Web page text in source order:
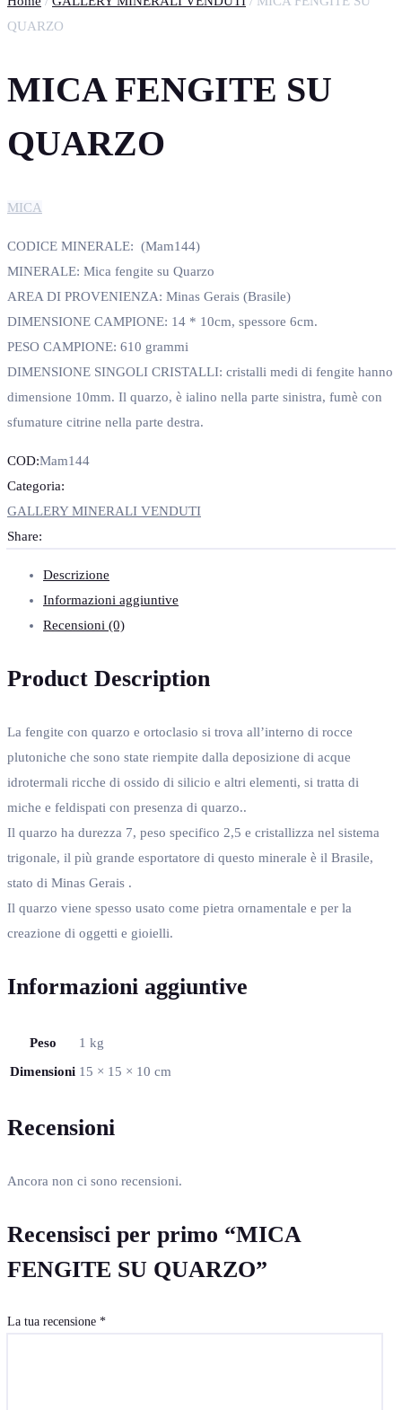
QUARZO
MICA FENGITE SU
QUARZO
MICA
CODICE MINERALE: (Mam144)
MINERALE: Mica fengite su Quarzo
AREA DI PROVENIENZA: Minas Gerais (Brasile)
DIMENSIONE CAMPIONE: 14 * 10cm, spessore 6cm.
PESO CAMPIONE: 610 grammi
DIMENSIONE SINGOLI CRISTALLI: cristalli medi di fengite hanno
dimensione 10mm. Il quarzo, è ialino nella parte sinistra, fumè con
sfumature citrine nella parte destra.
COD:Mam144
Categoria:
GALLERY MINERALI VENDUTI
Share:
Descrizione
Informazioni aggiuntive
Recensioni (0)
Product Description
La fengite con quarzo e ortoclasio si trova all’interno di rocce
plutoniche che sono state riempite dalla deposizione di acque
idrotermali ricche di ossido di silicio e altri elementi, si tratta di
miche e feldispati con presenza di quarzo..
Il quarzo ha durezza 7, peso specifico 2,5 e cristallizza nel sistema
trigonale, il più grande esportatore di questo minerale è il Brasile,
stato di Minas Gerais .
Il quarzo viene spesso usato come pietra ornamentale e per la
creazione di oggetti e gioielli.
Informazioni aggiuntive
Peso
1 kg
Dimensioni 15 × 15 × 10 cm
Recensioni
Ancora non ci sono recensioni.
Recensisci per primo “MICA
FENGITE SU QUARZO”
La tua recensione *